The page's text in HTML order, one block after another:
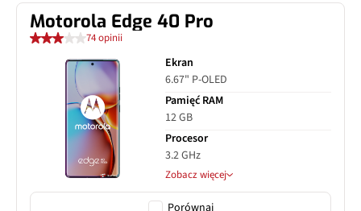
Motorola Edge 40 Pro
74 opinii
Ekran
6.67" P-OLED
Pamięć RAM
12 GB
Procesor
3.2 GHz
Zobacz więcej
Porównaj